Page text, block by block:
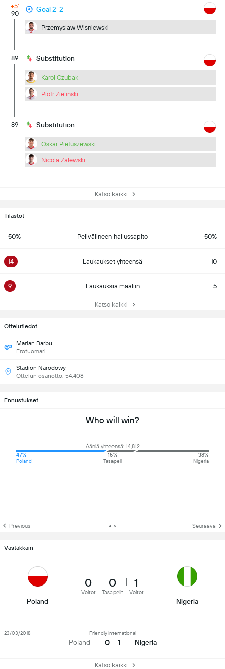
+5'
90
Goal 2-2
Przemyslaw Wisniewski
89 Substitution
Karol Czubak
Piotr Zielinski
89 Substitution
Oskar Pietuszewski
Nicola Zalewski
Katso kaikki
Tilastot
50% Pelivälineen hallussapito 50%
14 Laukaukset yhteensä 10
9 Laukauksia maaliin 5
Katso kaikki
Ottelutiedot
Marian Barbu
Erotuomari
Stadion Narodowy
Ottelun osanotto: 54,408
Ennustukset
Who will win?
Ääniä yhteensä: 14,812
47%
Poland
15%
Tasapeli
38%
Nigeria
Previous Seuraava
Vastakkain
Poland
0
Voitot
0
Tasapelit
1
Voitot
Nigeria
Poland
Friendly International
0 - 1 Nigeria
23/03/2018
Katso kaikki